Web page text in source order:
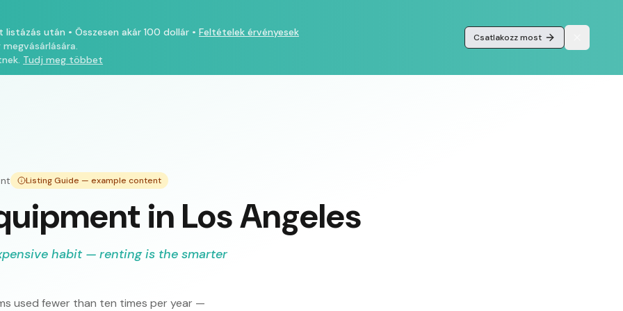
listázás után • Összesen akár 100 dollár • Feltételek érvényesek
Tudj meg többet
Csatlakozz most
Listing Guide — example content
in Los Angeles
habit — renting is the smarter
used fewer than ten times per year —